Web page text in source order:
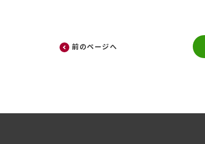
前のページへ